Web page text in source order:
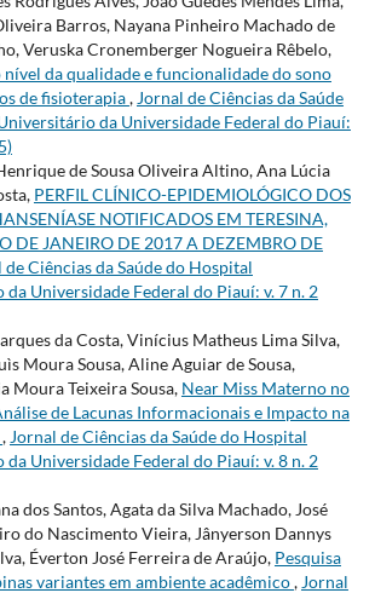
Barros, Nayana Pinheiro Machado de
Veruska Cronemberger Nogueira Rêbelo,
nível da qualidade e funcionalidade do sono
de fisioterapia, Jornal de Ciências da Saúde
da Universidade Federal do Piauí:
de Sousa Oliveira Altino, Ana Lúcia
PERFIL CLÍNICO-EPIDEMIOLÓGICO DOS
NOTIFICADOS EM TERESINA,
DE JANEIRO DE 2017 A DEZEMBRO DE
de Ciências da Saúde do Hospital
Universidade Federal do Piauí: v. 7 n. 2
da Costa, Vinícius Matheus Lima Silva,
Moura Sousa, Aline Aguiar de Sousa,
Moura Teixeira Sousa, Near Miss Materno no
de Lacunas Informacionais e Impacto na
, Jornal de Ciências da Saúde do Hospital
Universidade Federal do Piauí: v. 8 n. 2
dos Santos, Agata da Silva Machado, José
do Nascimento Vieira, Jânyerson Dannys
Éverton José Ferreira de Araújo, Pesquisa
variantes em ambiente acadêmico, Jornal